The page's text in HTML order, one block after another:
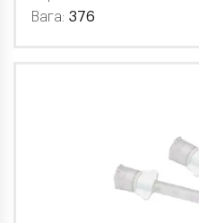
Вага: 376